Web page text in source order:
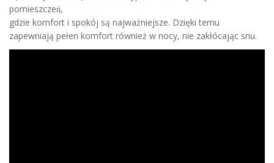
pomieszczeń,
gdzie komfort i spokój są najważniejsze. Dzięki temu
zapewniają pełen komfort również w nocy, nie zakłócając snu.